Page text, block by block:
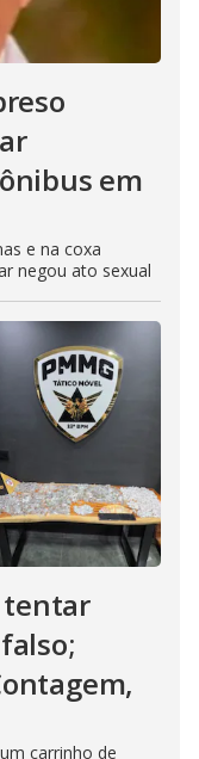
em
e na coxa
negou ato sexual
tentar
carrinho de